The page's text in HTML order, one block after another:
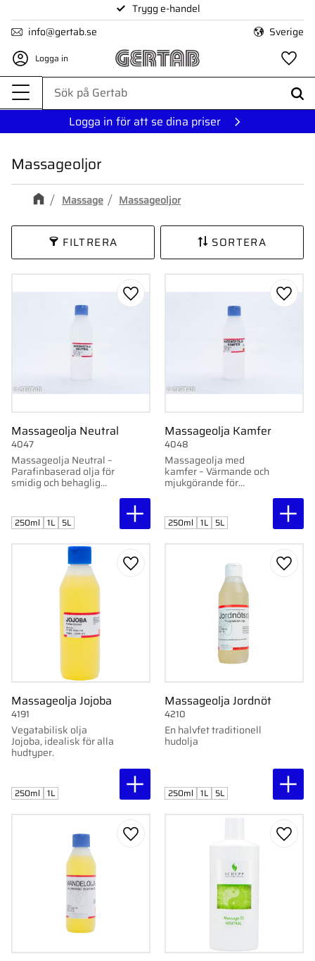
Meny
Trygg e-handel
info@gertab.se
Sverige
Logga in
Logga in för att se dina priser
Massageoljor
Massage Massageoljor
FILTRERA SORTERA
Massageolja Neutral
Massageolja Neutral –
Parafinbaserad olja för
smidig och behaglig
massage.
4047
Lägg till i favoriter
250ml 1L 5L
Massageolja Kamfer
Massageolja med
kamfer – Värmande och
mjukgörande för
massage.
4048
Lägg
250ml 1L 5L
Massageolja Jojoba
Vegatabilisk olja
Jojoba, idealisk för alla
hudtyper.
4191
Lägg till i favoriter
250ml 1L
Massageolja Jordnöt
En halvfet traditionell
hudolja
4210
Lägg
250ml 1L 5L
Lägg till i favoriter Lägg